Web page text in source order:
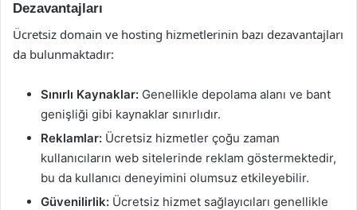
Dezavantajları
Ücretsiz domain ve hosting hizmetlerinin bazı dezavantajları
da bulunmaktadır:
Sınırlı Kaynaklar: Genellikle depolama alanı ve bant
genişliği gibi kaynaklar sınırlıdır.
Reklamlar: Ücretsiz hizmetler çoğu zaman
kullanıcıların web sitelerinde reklam göstermektedir,
bu da kullanıcı deneyimini olumsuz etkileyebilir.
Güvenilirlik: Ücretsiz hizmet sağlayıcıları genellikle